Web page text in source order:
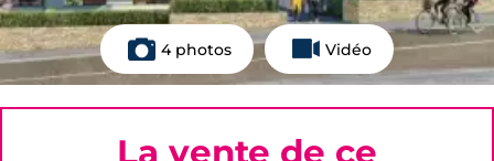
4 photos Vidéo
La vente de ce